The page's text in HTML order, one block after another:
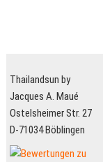
Thailandsun by
Jacques A. Maué
Ostelsheimer Str. 27
D-71034 Böblingen